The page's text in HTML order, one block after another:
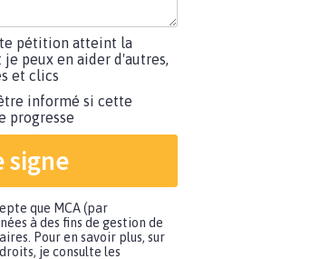
pétition atteint la
peux en aider d'autres,
et clics
informé si cette
progresse
signe
que MCA (par
à des fins de gestion de
Pour en savoir plus, sur
je consulte les